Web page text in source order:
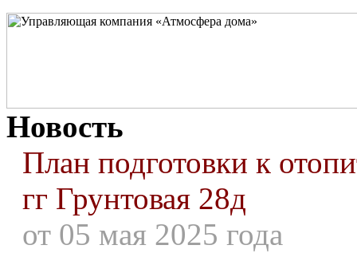
Новость
План подготовки к
гг Грунтовая 28д
от 05 мая 2025 года